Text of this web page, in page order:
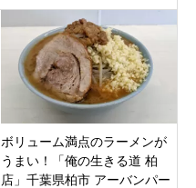
わ）」東京都 葛飾区 亀有
ボリューム満点のラーメンが
うまい！「俺の生きる道 柏
店」千葉県柏市 アーバンパー